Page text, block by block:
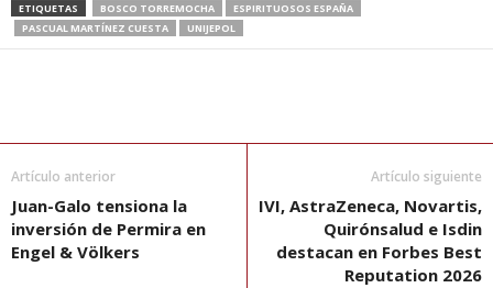
ETIQUETAS BOSCO TORREMOCHA
ESPIRITUOSOS ESPAÑA
PASCUAL MARTÍNEZ CUESTA
UNIJEPOL
Artículo anterior
Juan-Galo tensiona la
inversión de Permira en
Engel & Völkers
Artículo siguiente
IVI, AstraZeneca, Novartis,
Quirónsalud e Isdin
destacan en Forbes Best
Reputation 2026